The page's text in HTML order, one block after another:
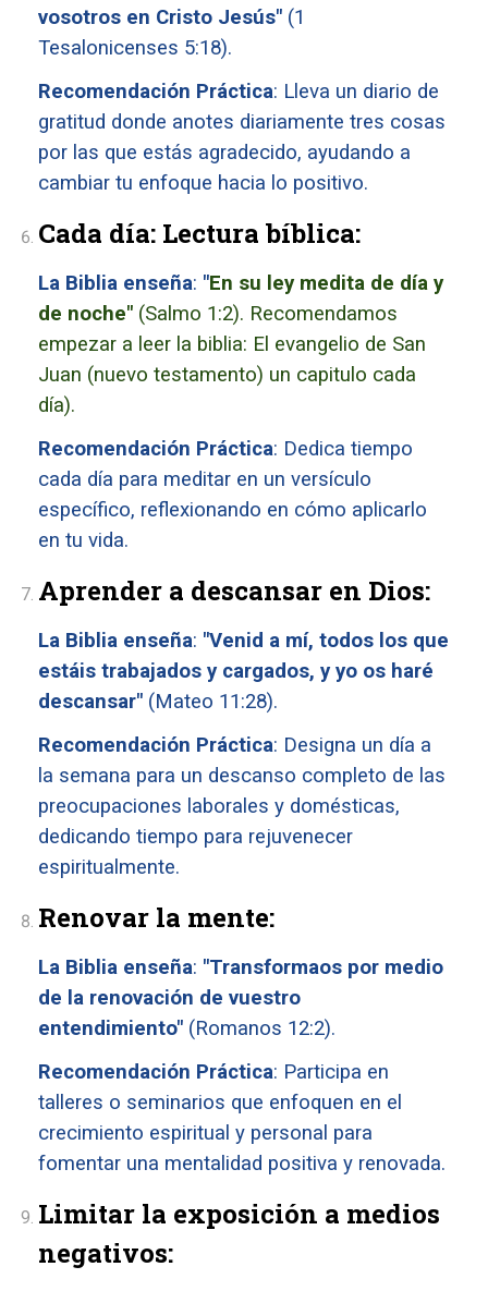
vosotros en Cristo Jesús" (1
Tesalonicenses 5:18).
Recomendación Práctica: Lleva un diario de
gratitud donde anotes diariamente tres cosas
por las que estás agradecido, ayudando a
cambiar tu enfoque hacia lo positivo.
Cada día: Lectura bíblica:
La Biblia enseña: "En su ley medita de día y
de noche" (Salmo 1:2). Recomendamos
empezar a leer la biblia: El evangelio de San
Juan (nuevo testamento) un capitulo cada
día).
Recomendación Práctica: Dedica tiempo
cada día para meditar en un versículo
específico, reflexionando en cómo aplicarlo
en tu vida.
Aprender a descansar en Dios:
La Biblia enseña: "Venid a mí, todos los que
estáis trabajados y cargados, y yo os haré
descansar" (Mateo 11:28).
Recomendación Práctica: Designa un día a
la semana para un descanso completo de las
preocupaciones laborales y domésticas,
dedicando tiempo para rejuvenecer
espiritualmente.
Renovar la mente:
La Biblia enseña: "Transformaos por medio
de la renovación de vuestro
entendimiento" (Romanos 12:2).
Recomendación Práctica: Participa en
talleres o seminarios que enfoquen en el
crecimiento espiritual y personal para
fomentar una mentalidad positiva y renovada.
Limitar la exposición a medios
negativos: